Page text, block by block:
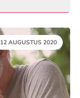
DATUM:
12 AUGUSTUS 2020